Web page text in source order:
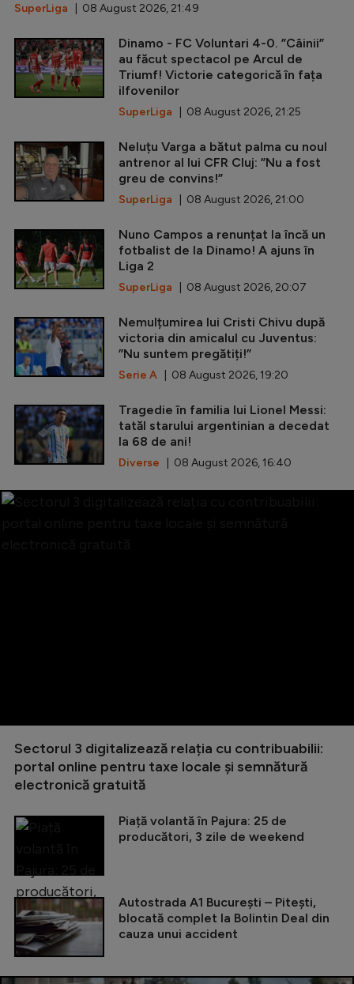
SuperLiga | 08 August 2026, 21:49
Dinamo - FC Voluntari 4-0. ”Câinii”
au făcut spectacol pe Arcul de
Triumf! Victorie categorică în fața
ilfovenilor
SuperLiga | 08 August 2026, 21:25
Neluțu Varga a bătut palma cu noul
antrenor al lui CFR Cluj: ”Nu a fost
greu de convins!”
SuperLiga | 08 August 2026, 21:00
Nuno Campos a renunțat la încă un
fotbalist de la Dinamo! A ajuns în
Liga 2
SuperLiga | 08 August 2026, 20:07
Nemulțumirea lui Cristi Chivu după
victoria din amicalul cu Juventus:
”Nu suntem pregătiți!”
Serie A | 08 August 2026, 19:20
Tragedie în familia lui Lionel Messi:
tatăl starului argentinian a decedat
la 68 de ani!
Diverse | 08 August 2026, 16:40
Sectorul 3 digitalizează relația cu contribuabilii:
portal online pentru taxe locale și semnătură
electronică gratuită
Piață volantă în Pajura: 25 de
producători, 3 zile de weekend
Autostrada A1 București – Pitești,
blocată complet la Bolintin Deal din
cauza unui accident